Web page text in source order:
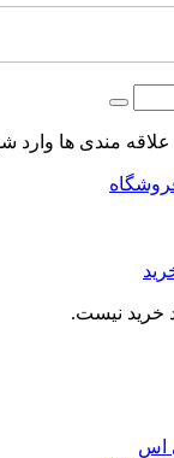
مندی ها وارد
خرید نیست.
اس